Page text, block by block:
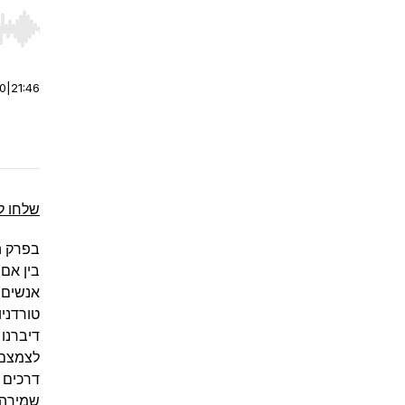
Hold shift to jump forward or backward.
21:46
שלחו
בפרק
בין